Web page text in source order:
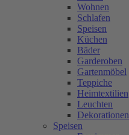
Wohnen
Schlafen
Speisen
Küchen
Bäder
Garderoben
Gartenmöbel
Teppiche
Heimtextilien
Leuchten
Dekorationen
Speisen